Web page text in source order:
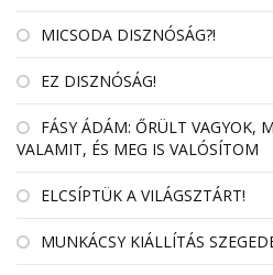
MICSODA DISZNÓSÁG?!
EZ DISZNÓSÁG!
FÁSY ÁDÁM: ŐRÜLT VAGYOK,
VALAMIT, ÉS MEG IS VALÓSÍTOM
ELCSÍPTÜK A VILÁGSZTÁRT!
MUNKÁCSY KIÁLLÍTÁS